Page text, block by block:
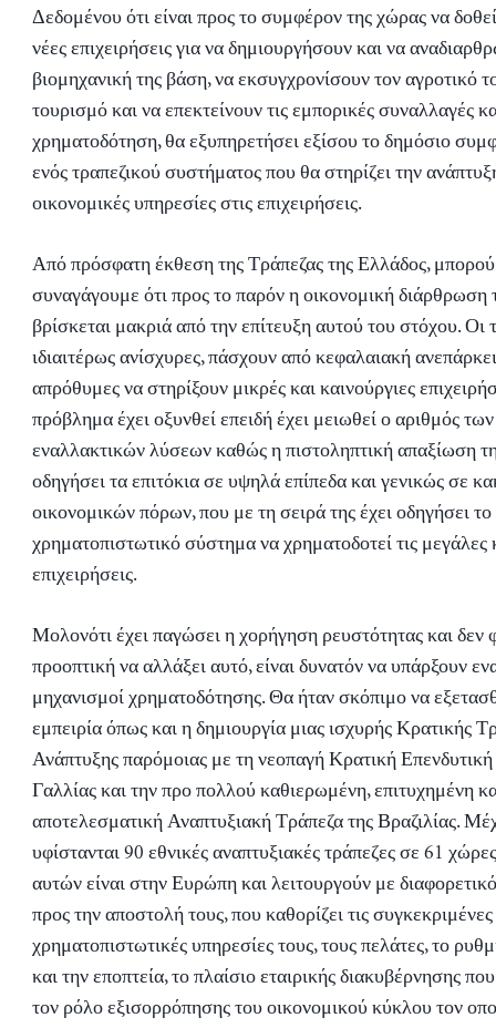
Δεδομένου ότι είναι προς το συμφέρον της χώρας να
νέες επιχειρήσεις για να δημιουργήσουν και να
βιομηχανική της βάση, να εκσυγχρονίσουν τον αγροτικό
τουρισμό και να επεκτείνουν τις εμπορικές συναλλαγές
χρηματοδότηση, θα εξυπηρετήσει εξίσου το δημόσιο
ενός τραπεζικού συστήματος που θα στηρίζει την
οικονομικές υπηρεσίες στις επιχειρήσεις.
Από πρόσφατη έκθεση της Τράπεζας της Ελλάδος,
συναγάγουμε ότι προς το παρόν η οικονομική διάρθρωση
βρίσκεται μακριά από την επίτευξη αυτού του στόχου. Οι
ιδιαιτέρως ανίσχυρες, πάσχουν από κεφαλαιακή
απρόθυμες να στηρίξουν μικρές και καινούργιες
πρόβλημα έχει οξυνθεί επειδή έχει μειωθεί ο αριθμός
εναλλακτικών λύσεων καθώς η πιστοληπτική απαξίωση
οδηγήσει τα επιτόκια σε υψηλά επίπεδα και γενικώς σε
οικονομικών πόρων, που με τη σειρά της έχει οδηγήσει το
χρηματοπιστωτικό σύστημα να χρηματοδοτεί τις μεγάλες
επιχειρήσεις.
Μολονότι έχει παγώσει η χορήγηση ρευστότητας και δεν
προοπτική να αλλάξει αυτό, είναι δυνατόν να υπάρξουν
μηχανισμοί χρηματοδότησης. Θα ήταν σκόπιμο να
εμπειρία όπως και η δημιουργία μιας ισχυρής Κρατικής
Ανάπτυξης παρόμοιας με τη νεοπαγή Κρατική
Γαλλίας και την προ πολλού καθιερωμένη, επιτυχημένη
αποτελεσματική Αναπτυξιακή Τράπεζα της Βραζιλίας.
υφίστανται 90 εθνικές αναπτυξιακές τράπεζες σε 61
αυτών είναι στην Ευρώπη και λειτουργούν με
προς την αποστολή τους, που καθορίζει τις συγκεκριμένες
χρηματοπιστωτικές υπηρεσίες τους, τους πελάτες, το
και την εποπτεία, το πλαίσιο εταιρικής διακυβέρνησης που
τον ρόλο εξισορρόπησης του οικονομικού κύκλου τον